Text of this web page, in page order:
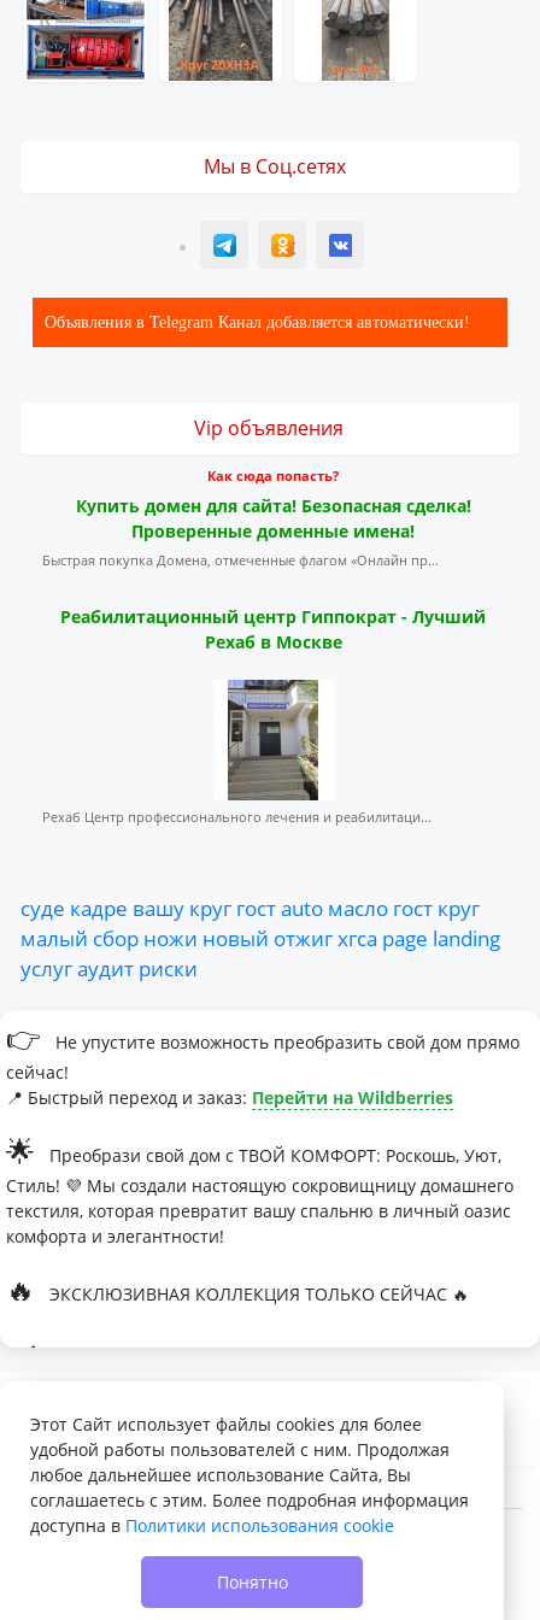
Мы в Соц.сетях
T ОК ВК
Объявления в Telegram Канал добавляется автоматически!
Vip объявления
Как сюда попасть?
Купить домен для сайта! Безопасная сделка!
Проверенные доменные имена!
Быстрая покупка Домена, отмеченные флагом «Онлайн пр...
Реабилитационный центр Гиппократ - Лучший
Рехаб в Москве
Рехаб Центр профессионального лечения и реабилитаци...
суде кадре вашу круг гостauto масло гост круг
малый сбор ножи новый отжигхгса page landing
услугаудит риски
👉
Не упустите возможность преобразить свой дом прямо
сейчас!
📍 Быстрый переход и заказ: Перейти на Wildberries
🌟
Преобрази свой дом с ТВОЙ КОМФОРТ: Роскошь, Уют,
Стиль! 💜 Мы создали настоящую сокровищницу домашнего
текстиля, которая превратит вашу спальню в личный оазис
комфорта и элегантности!
🔥 ЭКСКЛЮЗИВНАЯ КОЛЛЕКЦИЯ ТОЛЬКО СЕЙЧАС 🔥
🛏
Палитра изысканных оттенков:
- Темно-серый для минималистичных интерьеров
- Сиреневый для романтичных натур
- Персиковый мусс для теплой атмосферы
Шелковые одеяла Тусса - мечта о совершенном сне
Этот Сайт использует файлы cookies для более
удобной работы пользователей с ним. Продолжая
любое дальнейшее использование Сайта, Вы
соглашаетесь с этим. Более подробная информация
доступна в Политики использования cookie
Понятно
© 2022 - 2026 Доска объявлений VELQ.RU